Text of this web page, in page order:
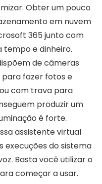
Obter um pouco
em nuvem
365 junto com
tempo e dinheiro.
de câmeras
fazer fotos e
com trava para
produzir um
é forte.
assistente virtual
do sistema
Basta você utilizar o
começar a usar.